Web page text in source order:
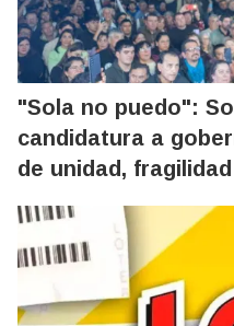
"Sola no puedo":
candidatura a
de unidad,